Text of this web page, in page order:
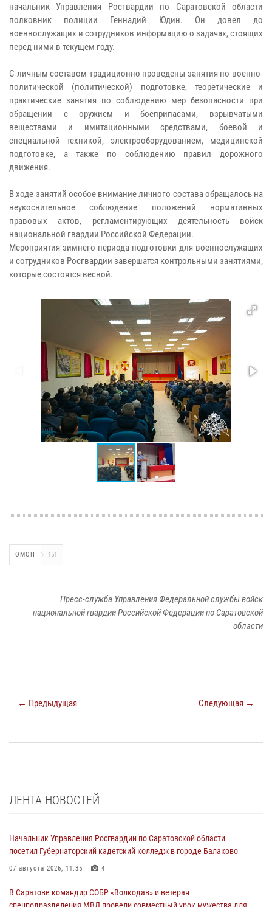
начальник Управления Росгвардии по Саратовской области
полковник полиции Геннадий Юдин. Он довел до
военнослужащих и сотрудников информацию о задачах, стоящих
перед ними в текущем году.
С личным составом традиционно проведены занятия по военно-
политической (политической) подготовке, теоретические и
практические занятия по соблюдению мер безопасности при
обращении с оружием и боеприпасами, взрывчатыми
веществами и имитационными средствами, боевой и
специальной техникой, электрооборудованием, медицинской
подготовке, а также по соблюдению правил дорожного
движения.
В ходе занятий особое внимание личного состава обращалось на
неукоснительное соблюдение положений нормативных
правовых актов, регламентирующих деятельность войск
национальной гвардии Российской Федерации.
Мероприятия зимнего периода подготовки для военнослужащих
и сотрудников Росгвардии завершатся контрольными занятиями,
которые состоятся весной.
ОМОН 151
Пресс-служба Управления Федеральной службы войск
национальной гвардии Российской Федерации по Саратовской
области
← Предыдущая Следующая →
ЛЕНТА НОВОСТЕЙ
Начальник Управления Росгвардии по Саратовской области
посетил Губернаторский кадетский колледж в городе Балаково
07 августа 2026, 11:35 4
В Саратове командир СОБР «Волкодав» и ветеран